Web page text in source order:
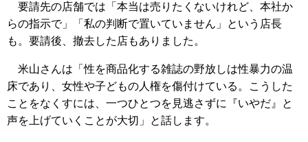
要請先の店舗では「本当は売りたくないけれど、本社か
らの指示で」「私の判断で置いていません」という店長
も。要請後、撤去した店もありました。
米山さんは「性を商品化する雑誌の野放しは性暴力の温
床であり、女性や子どもの人権を傷付けている。こうした
ことをなくすには、一つひとつを見逃さずに『いやだ』と
声を上げていくことが大切」と話します。